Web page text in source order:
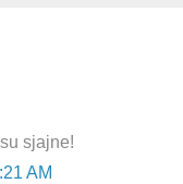
sjajne!
AM